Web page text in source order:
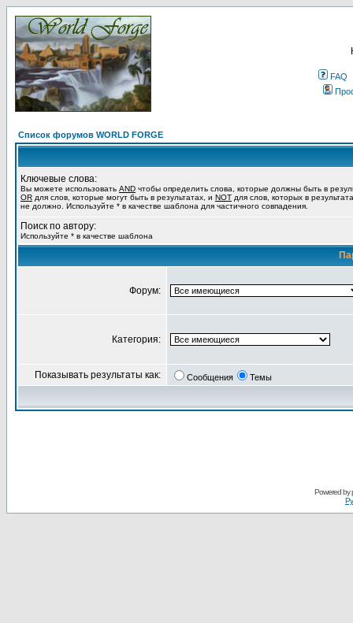
FAQ
Список форумов WORLD FORGE
Ключевые слова:
Вы можете использовать AND чтобы определить слова, которые должны быть в
OR для слов, которые могут быть в результатах, и NOT для слов, которых в
не должно. Используйте * в качестве шаблона для частичного совпадения.
Поиск по автору:
Используйте * в качестве шаблона
Форум:
Категория:
Показывать результаты как: Сообщения Темы
Powered by